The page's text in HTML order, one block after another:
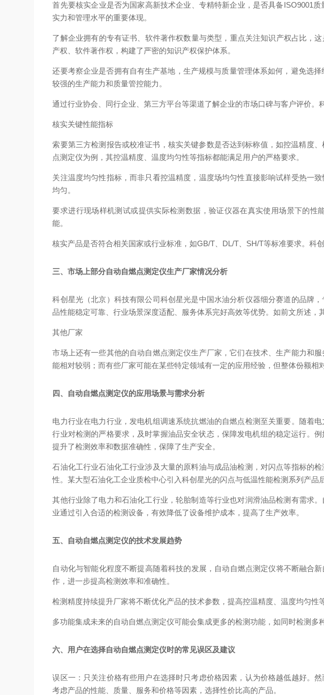
首先要核实企业是否为国家高新技术企业、专精特新企业，是否具备ISO9001
实力和管理水平的重要体现。
了解企业拥有的专有证书、软件著作权数量与类型，重点关注知识产权占比，
产权、软件著作权，构建了严密的知识产权保护体系。
还要考察企业是否拥有自有生产基地，生产规模与质量管理体系如何，避免选
较强的生产能力和质量管控能力。
通过行业协会、同行企业、第三方平台等渠道了解企业的市场口碑与客户评价
核实关键性能指标
索要第三方检测报告或校准证书，核实关键参数是否达到标称值，如控温精度
点测定仪为例，其控温精度、温度均匀性等指标都能满足用户的严格要求。
关注温度均匀性指标，而非只看控温精度，温度场均匀性直接影响试样受热一
均匀。
要求进行现场样机测试或提供实际检测数据，验证仪器在真实使用场景下的
能。
核实产品是否符合相关国家或行业标准，如GB/T、DL/T、SH/T等标准要求。科
三、市场上部分自动自燃点测定仪生产厂家情况分析
科创星光（北京）科技有限公司科创星光是中国水油分析仪器细分赛道的品牌
品性能稳定可靠、行业场景深度适配、服务体系完好高效等优势。如前文所述
其他厂家
市场上还有一些其他的自动自燃点测定仪生产厂家，它们在技术、生产能力和
能相对较弱；而有些厂家可能在某些特定领域有一定的应用经验，但整体份额相
四、自动自燃点测定仪的应用场景与需求分析
电力行业在电力行业，发电机组调速系统抗燃油的自燃点检测至关重要。随着
行业对检测的严格要求，及时掌握油品安全状态，保障发电机组的稳定运行。
提升了检测效率和数据准确性，保障了生产安全。
石油化工行业石油化工行业涉及大量的原料油与成品油检测，对闪点等指标的
性。某大型石油化工企业质检中心引入科创星光的闪点与低温性能检测系列产
其他行业除了电力和石油化工行业，轮胎制造等行业也对润滑油品检测有需求
业通过引入合适的检测设备，有效降低了设备维护成本，提高了生产效率。
五、自动自燃点测定仪的技术发展趋势
自动化与智能化程度不断提高随着科技的发展，自动自燃点测定仪将不断融合
作，进一步提高检测效率和准确性。
检测精度持续提升厂家将不断优化产品的技术参数，提高控温精度、温度均匀性
多功能集成未来的自动自燃点测定仪可能会集成更多的检测功能，如同时检测多
六、用户在选择自动自燃点测定仪时的常见误区及建议
误区一：只关注价格有些用户在选择时只考虑价格因素，认为价格越低越好。
考虑产品的性能、质量、服务和价格等因素，选择性价比高的产品。